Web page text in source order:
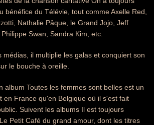
bénéfice du Télévie, tout comme Axelle Red,
Nathalie Pâque, le Grand Jojo, Jeff
Swan, Sandra Kim, etc.
médias, il multiplie les galas et conquiert son
le bouche à oreille.
album Toutes les femmes sont belles est un
en France qu'en Belgique où il s'est fait
Suivent les albums Il est toujours
Petit Café du grand amour, dont les titres